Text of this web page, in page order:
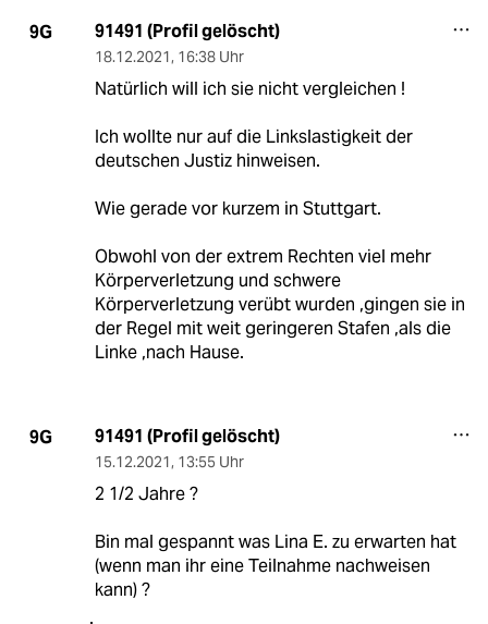
9G 91491 (Profil gelöscht)
18.12.2021, 16:38 Uhr
Natürlich will ich sie nicht vergleichen !
Ich wollte nur auf die Linkslastigkeit der
deutschen Justiz hinweisen.
Wie gerade vor kurzem in Stuttgart.
Obwohl von der extrem Rechten viel mehr
Körperverletzung und schwere
Körperverletzung verübt wurden ,gingen sie in
der Regel mit weit geringeren Stafen ,als die
Linke ,nach Hause.
9G 91491 (Profil gelöscht)
15.12.2021, 13:55 Uhr
2 1/2 Jahre ?
Bin mal gespannt was Lina E. zu erwarten hat
(wenn man ihr eine Teilnahme nachweisen
kann) ?